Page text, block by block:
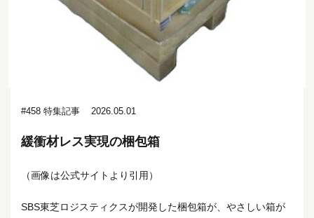
#458 特集記事 2026.05.01
緩衝材レス実現の梱包箱
（画像は公式サイトより引用）
SBS東芝ロジスティクスが開発した梱包箱が、やさしい箱が